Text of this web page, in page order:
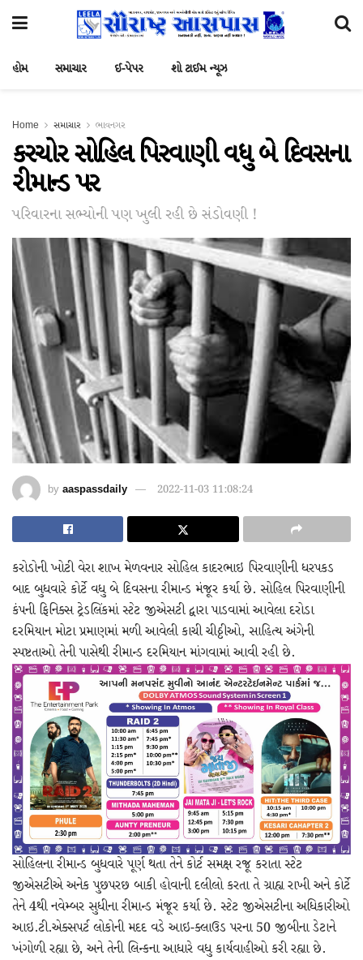
હોમ સમાચાર ઈ-પેપર શો ટાઈમ ન્યૂઝ
Home સમાચાર ભાવનગર
કરચોર સોહિલ પિરવાણી વધુ બે દિવસના
રીમાન્ડ પર
પરિવારના સભ્યોની પણ ખુલી રહી છે સંડોવણી !
by aaspassdaily 2022-11-03 11:08:24
કરોડોની ખોટી વેરા શાખ મેળવનાર સોહિલ કાદરભાઇ પિરવાણીની ધરપકડ
બાદ બુધવારે કોર્ટે વધુ બે દિવસના રીમાન્ડ મંજૂર કર્યા છે. સોહિલ પિરવાણીની
કંપની ફિનિક્સ ટ્રેડલિંકમાં સ્ટેટ જીએસટી દ્વારા પાડવામાં આવેલા દરોડા
દરમિયાન મોટા પ્રમાણમાં મળી આવેલી કાચી ચીઠ્ઠીઓ, સાહિત્ય અંગેની
સ્પષ્ટતાઓ તેની પાસેથી રીમાન્ડ દરમિયાન માંગવામાં આવી રહી છે.
સોહિલના રીમાન્ડ બુધવારે પૂર્ણ થતા તેને કોર્ટ સમક્ષ રજૂ કરાતા સ્ટેટ
જીએસટીએ અનેક પુછપરછ બાકી હોવાની દલીલો કરતા તે ગ્રાહ્ય રાખી અને કોર્ટે
તેને 4થી નવેમ્બર સુધીના રીમાન્ડ મંજૂર કર્યા છે. સ્ટેટ જીએસટીના અધિકારીઓ
આઇ.ટી.એક્સપર્ટ લોકોની મદદ વડે આઇ-ક્લાઉડ પરના 50 જીબીના ડેટાને
ખંગોળી રહ્યા છે, અને તેની લિન્કના આધારે વધુ કાર્યવાહીઓ કરી રહ્યા છે.